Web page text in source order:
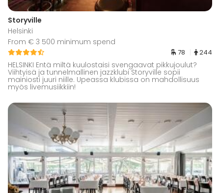
Storyville
Helsinki
From € 3 500 minimum spend
78 244
HELSINKI Entä miltä kuulostaisi svengaavat pikkujoulut?
Viihtyisä ja tunnelmallinen jazzklubi Storyville sopii
mainiosti juuri niille. Upeassa klubissa on mahdollisuus
myös livemusiikkiin!